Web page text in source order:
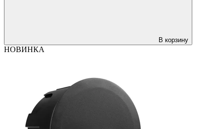
В корзину
НОВИНКА